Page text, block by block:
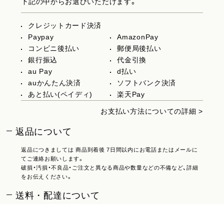
下記の中からお選びいただけます。
クレジットカード決済
Paypay
AmazonPay
コンビニ後払い
郵便局後払い
銀行振込
代金引換
au Pay
d払い
auかんたん決済
ソフトバンク決済
あと払い(ペイディ)
楽天Pay
お支払い方法についての詳細 >
返品について
返品につきましては 商品到着後 7日間以内にお電話またはメールに
てご連絡お願いします。
破損・汚損・不良品・ご注文と異なる商品や数量などの不備など、詳細
をお伝えください。
送料・配達について